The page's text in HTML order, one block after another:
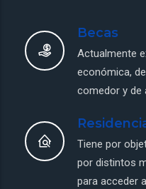
Becas
Actualmente
económica,
comedor y de
Tiene por
por distintos
para acceder